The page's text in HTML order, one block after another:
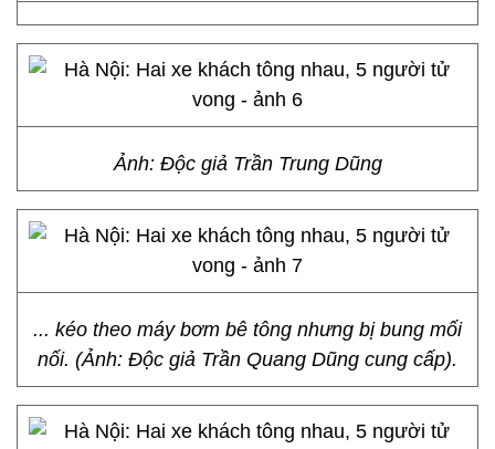
Ảnh: Độc giả Trần Trung Dũng
... kéo theo máy bơm bê tông nhưng bị bung mối
nối. (Ảnh: Độc giả Trần Quang Dũng cung cấp).